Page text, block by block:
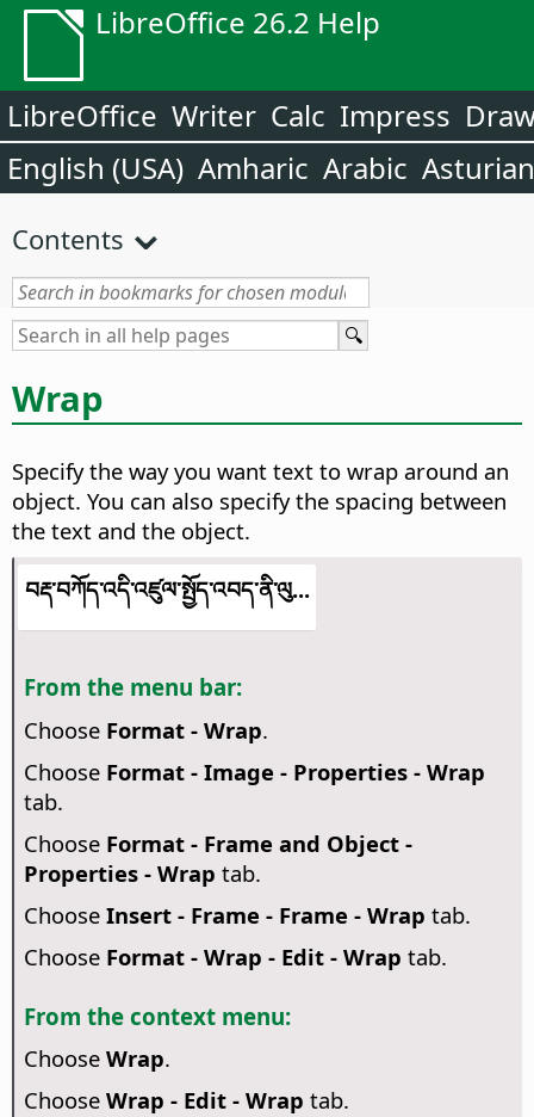
LibreOffice 26.2 Help
LibreOffice Writer Calc Impress
English (USA) Amharic Arabic Asturian
Contents
Wrap
Specify the way you want text to wrap around an
object. You can also specify the spacing between
the text and the object.
བརྡ་བཀོད་འདི་འཛུལ་སྤྱོད་འབད་ནི་ལུ...
From the menu bar:
Choose Format - Wrap.
Choose Format - Image - Properties - Wrap
tab.
Choose Format - Frame and Object -
Properties - Wrap tab.
Choose Insert - Frame - Frame - Wrap tab.
Choose Format - Wrap - Edit - Wrap tab.
From the context menu:
Choose Wrap.
Choose Wrap - Edit - Wrap tab.